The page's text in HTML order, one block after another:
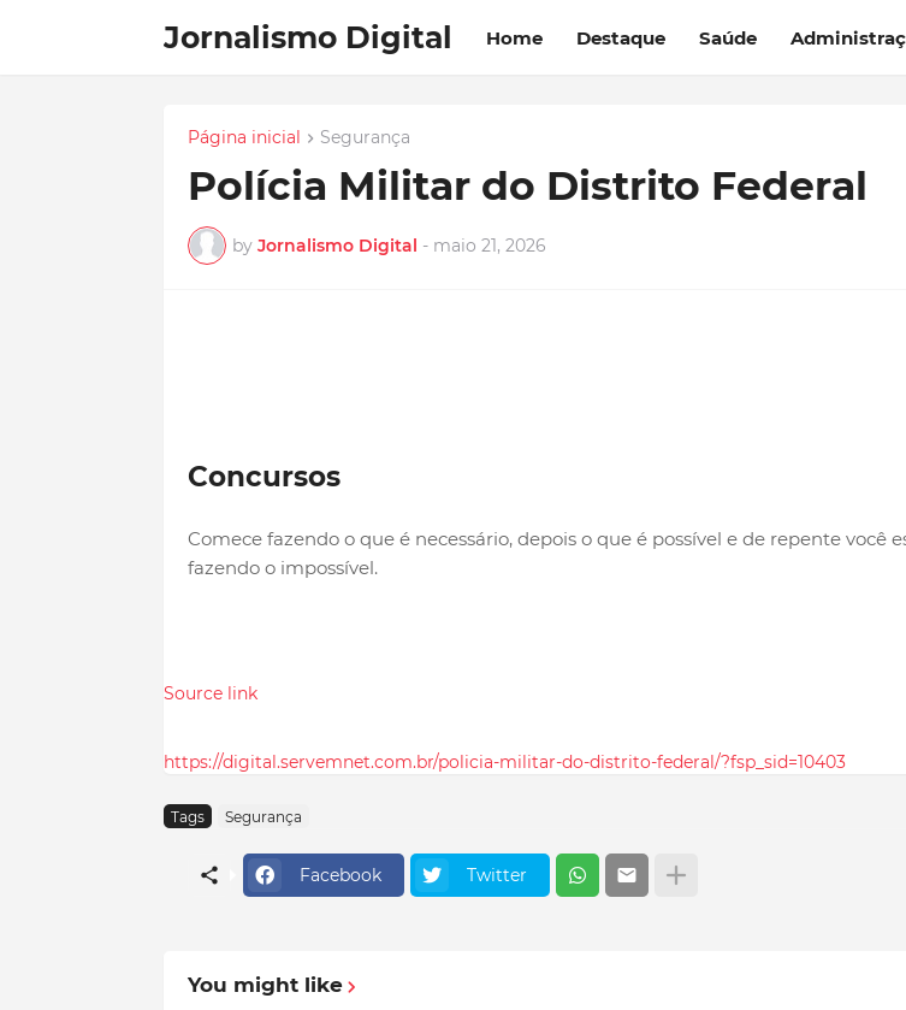
Jornalismo Digital Home Destaque Saúde
Página inicial Segurança
Polícia Militar do Distrito Federal
by Jornalismo Digital - maio 21, 2026
Concursos
Comece fazendo o que é necessário, depois o que é possível e de repente você
fazendo o impossível.
Source link
https://digital.servemnet.com.br/policia-militar-do-distrito-federal/?fsp_sid=10403
Tags Segurança
Facebook Twitter
You might like